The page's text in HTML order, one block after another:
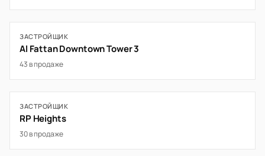
ЗАСТРОЙЩИК
Al Fattan Downtown Tower 3
43 в продаже
ЗАСТРОЙЩИК
RP Heights
30 в продаже